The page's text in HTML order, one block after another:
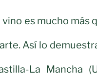
vino es mucho más
Así lo
La Mancha